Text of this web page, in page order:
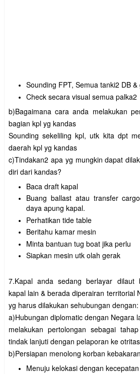
Sounding FPT, Semua tanki2 DB &
Check secara visual semua palka2
b)Bagaimana cara anda melakukan
bagian kpl yg kandas
Sounding sekeliling kpl, utk kita dpt
daerah kpl yg kandas
c)Tindakan2 apa yg mungkin dapat
diri dari kandas?
Baca draft kapal
Buang ballast atau transfer
daya apung kapal.
Perhatikan tide table
Beritahu kamar mesin
Minta bantuan tug boat jika perlu
Siapkan mesin utk olah gerak
7.Kapal anda sedang berlayar dilaut
kapal lain & berada diperairan territorial
yg harus dilakukan sehubungan dengan:
a)Hubungan diplomatic dengan Negara
melakukan pertolongan sebagai
tindak lanjuti dengan pelaporan ke
b)Persiapan menolong korban
Menuju kelokasi dengan